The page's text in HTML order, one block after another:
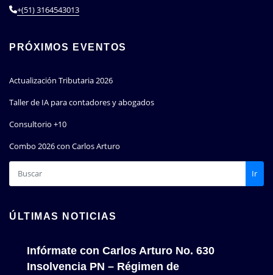
+(51) 3164543013
PRÓXIMOS EVENTOS
Actualización Tributaria 2026
Taller de IA para contadores y abogados
Consultorio +10
Combo 2026 con Carlos Arturo
Ir
ÚLTIMAS NOTICIAS
Infórmate con Carlos Arturo No. 630
Insolvencia PN – Régimen de